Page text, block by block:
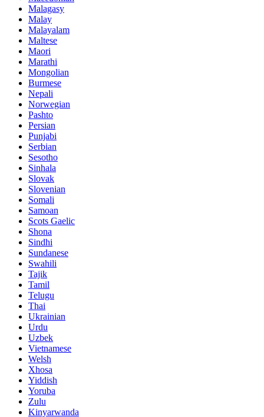
Malagasy
Malay
Malayalam
Maltese
Maori
Marathi
Mongolian
Burmese
Nepali
Norwegian
Pashto
Persian
Punjabi
Serbian
Sesotho
Sinhala
Slovak
Slovenian
Somali
Samoan
Scots Gaelic
Shona
Sindhi
Sundanese
Swahili
Tajik
Tamil
Telugu
Thai
Ukrainian
Urdu
Uzbek
Vietnamese
Welsh
Xhosa
Yiddish
Yoruba
Zulu
Kinyarwanda